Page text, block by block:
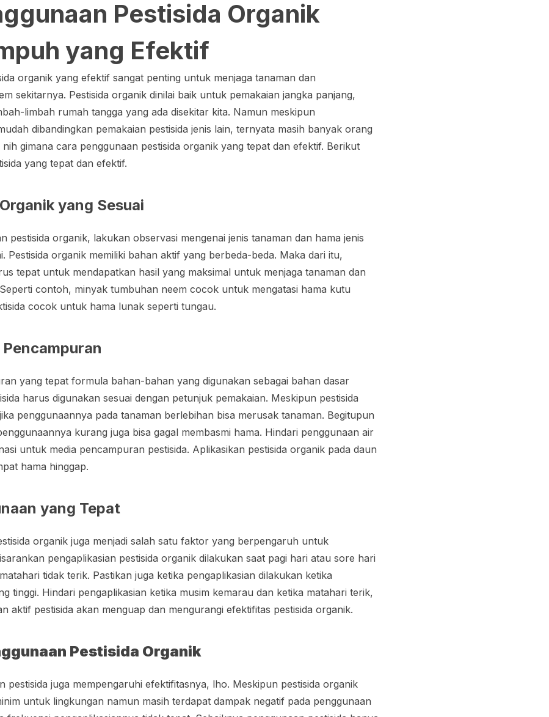
Pestisida Organik
yang Efektif
organik yang efektif sangat penting untuk menjaga tanaman dan
sekitarnya. Pestisida organik dinilai baik untuk pemakaian jangka panjang,
limbah rumah tangga yang ada disekitar kita. Namun meskipun
dibandingkan pemakaian pestisida jenis lain, ternyata masih banyak orang
gimana cara penggunaan pestisida organik yang tepat dan efektif. Berikut
yang tepat dan efektif.
yang Sesuai
pestisida organik, lakukan observasi mengenai jenis tanaman dan hama jenis
Pestisida organik memiliki bahan aktif yang berbeda-beda. Maka dari itu,
tepat untuk mendapatkan hasil yang maksimal untuk menjaga tanaman dan
contoh, minyak tumbuhan neem cocok untuk mengatasi hama kutu
cocok untuk hama lunak seperti tungau.
yang tepat formula bahan-bahan yang digunakan sebagai bahan dasar
harus digunakan sesuai dengan petunjuk pemakaian. Meskipun pestisida
penggunaannya pada tanaman berlebihan bisa merusak tanaman. Begitupun
kurang juga bisa gagal membasmi hama. Hindari penggunaan air
untuk media pencampuran pestisida. Aplikasikan pestisida organik pada daun
hama hinggap.
yang Tepat
organik juga menjadi salah satu faktor yang berpengaruh untuk
pengaplikasian pestisida organik dilakukan saat pagi hari atau sore hari
tidak terik. Pastikan juga ketika pengaplikasian dilakukan ketika
tinggi. Hindari pengaplikasian ketika musim kemarau dan ketika matahari terik,
aktif pestisida akan menguap dan mengurangi efektifitas pestisida organik.
Pestisida Organik
pestisida juga mempengaruhi efektifitasnya, lho. Meskipun pestisida organik
untuk lingkungan namun masih terdapat dampak negatif pada penggunaan